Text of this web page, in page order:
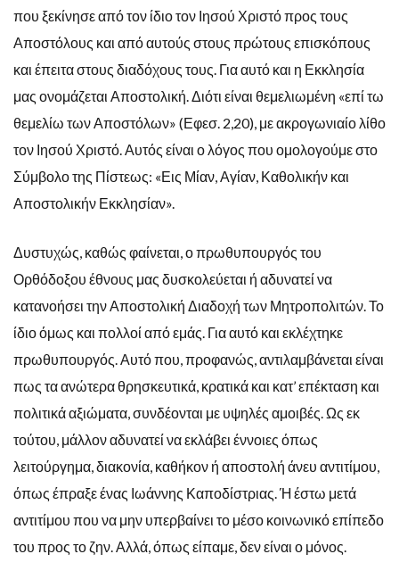
που ξεκίνησε από τον ίδιο τον Ιησού Χριστό προς τους
Αποστόλους και από αυτούς στους πρώτους επισκόπους
και έπειτα στους διαδόχους τους. Για αυτό και η Εκκλησία
μας ονομάζεται Αποστολική. Διότι είναι θεμελιωμένη «επί τω
θεμελίω των Αποστόλων» (Εφεσ. 2,20), με ακρογωνιαίο λίθο
τον Ιησού Χριστό. Αυτός είναι ο λόγος που ομολογούμε στο
Σύμβολο της Πίστεως: «Εις Μίαν, Αγίαν, Καθολι­κήν και
Αποστολικήν Εκκλησίαν».
Δυστυχώς, καθώς φαίνεται, ο πρωθυπουργός του
Ορθόδοξου έθνους μας δυσκολεύεται ή αδυνατεί να
κατανοήσει την Αποστολική Διαδοχή των Μητροπολιτών. Το
ίδιο όμως και πολλοί από εμάς. Για αυτό και εκλέχτηκε
πρωθυπουργός. Αυτό που, προφανώς, αντιλαμβάνεται είναι
πως τα ανώτερα θρησκευτικά, κρατικά και κατ’ επέκταση και
πολιτικά αξιώματα, συνδέονται με υψηλές αμοιβές. Ως εκ
τούτου, μάλλον αδυνατεί να εκλάβει έννοιες όπως
λειτούργημα, διακονία, καθήκον ή αποστολή άνευ αντιτίμου,
όπως έπραξε ένας Ιωάννης Καποδίστριας. Ή έστω μετά
αντιτίμου που να μην υπερβαίνει το μέσο κοινωνικό επίπεδο
του προς το ζην. Αλλά, όπως είπαμε, δεν είναι ο μόνος.